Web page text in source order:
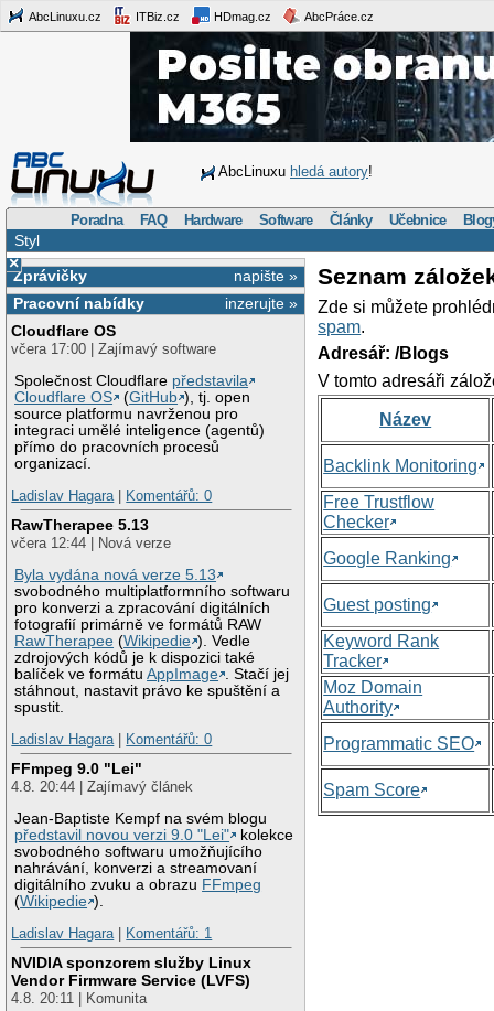
AbcLinuxu.cz ITBiz.cz HDmag.cz AbcPráce.cz
AbcLinuxu hledá autory!
Poradna FAQ Hardware Software Články Učebnice
Styl
×
napište »
Zprávičky
inzerujte »
Pracovní nabídky
Cloudflare OS
včera 17:00 | Zajímavý software
Společnost Cloudflare představila
Cloudflare OS
(GitHub ), tj. open
source platformu navrženou pro
integraci umělé inteligence (agentů)
přímo do pracovních procesů
organizací.
Ladislav Hagara| Komentářů: 0
RawTherapee 5.13
včera 12:44 | Nová verze
Byla vydána nová verze 5.13
svobodného multiplatformního softwaru
pro konverzi a zpracování digitálních
fotografií primárně ve formátů RAW
RawTherapee (Wikipedie ). Vedle
zdrojových kódů je k dispozici také
balíček ve formátuAppImage
. Stačí jej
stáhnout, nastavit právo ke spuštění a
spustit.
Ladislav Hagara| Komentářů: 0
FFmpeg 9.0 "Lei"
4.8. 20:44 | Zajímavý článek
Jean-Baptiste Kempf na svém blogu
představil novou verzi 9.0 "Lei"
kolekce
svobodného softwaru umožňujícího
nahrávání, konverzi a streamovaní
digitálního zvuku a obrazu FFmpeg
(Wikipedie ).
Ladislav Hagara| Komentářů: 1
NVIDIA sponzorem služby Linux
Vendor Firmware Service (LVFS)
4.8. 20:11 | Komunita
Seznam
Zde si můžete
spam.
Adresář: /Blogs
V tomto adresáři
Název
Backlink Monitoring
Free Trustflow
Checker
Google Ranking
Guest posting
Keyword Rank
Tracker
Moz Domain
Authority
Programmatic SEO
Spam Score